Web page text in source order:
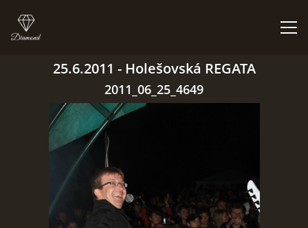
BIGBÍTY A VYSTOUPENÍ
ORCHESTR V PLNÉ SÍLE
CO HRAJEM | NEHRAJEM
25.6.2011 - Holešovská REGATA
2011_06_25_4649